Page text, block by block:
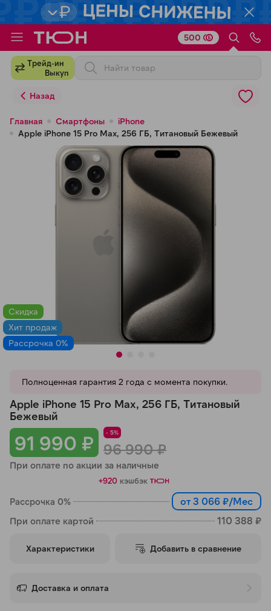
Трейд-ин
Выкуп
500
Назад
Главная Смартфоны
iPhone
Apple iPhone 15 Pro Max, 256 ГБ, Титановый Бежевый
Скидка
Хит продаж
Рассрочка 0%
91 990 ₽ - 5%
96 990 ₽
При оплате по акции за наличные
+920 кэшбэк
Рассрочка 0% от 3 066 ₽/Мес
При оплате картой 110 388 ₽
Полноценная гарантия 2 года с момента покупки.
Apple iPhone 15 Pro Max, 256 ГБ, Титановый
Бежевый
Характеристики Добавить в сравнение
Доставка и оплата
Для клиентов всех банков
Разбейте
оплатуна части
без переплат
График платежей
Оплачивайте сегодня только
% картой любого банка
Получайте товар
выбранный способом
Оставшиеся75% будут
списыватьсяс вашей карты
каждые 2 недели
об оплате Плайтом